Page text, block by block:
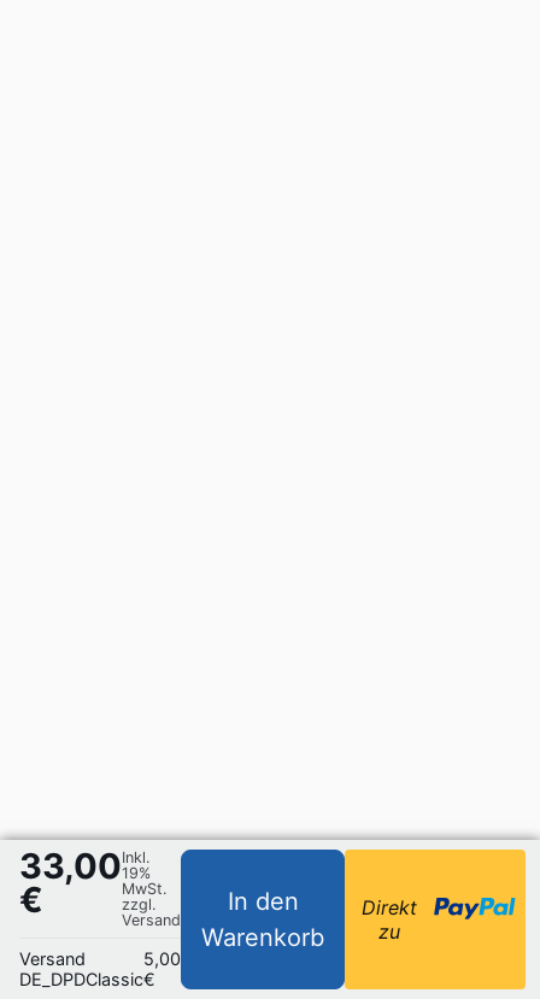
33,00
€
Inkl.
19%
MwSt.
zzgl.
Versand
Versand
DE_DPDClassic
5,00
€
In den
Warenkorb
Direkt
zu